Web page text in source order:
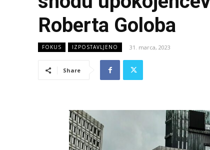
Roberta Goloba
FOKUS IZPOSTAVLJENO 31. marca, 2023
Share